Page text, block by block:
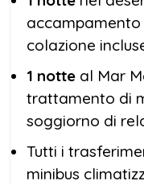
accampamento
colazione
1 notte al Mar
trattamento di
soggiorno di
Tutti i
minibus